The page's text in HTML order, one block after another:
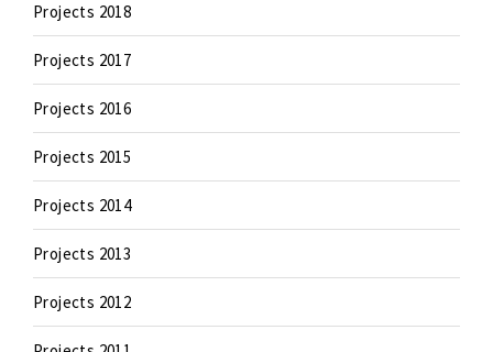
Projects 2018
Projects 2017
Projects 2016
Projects 2015
Projects 2014
Projects 2013
Projects 2012